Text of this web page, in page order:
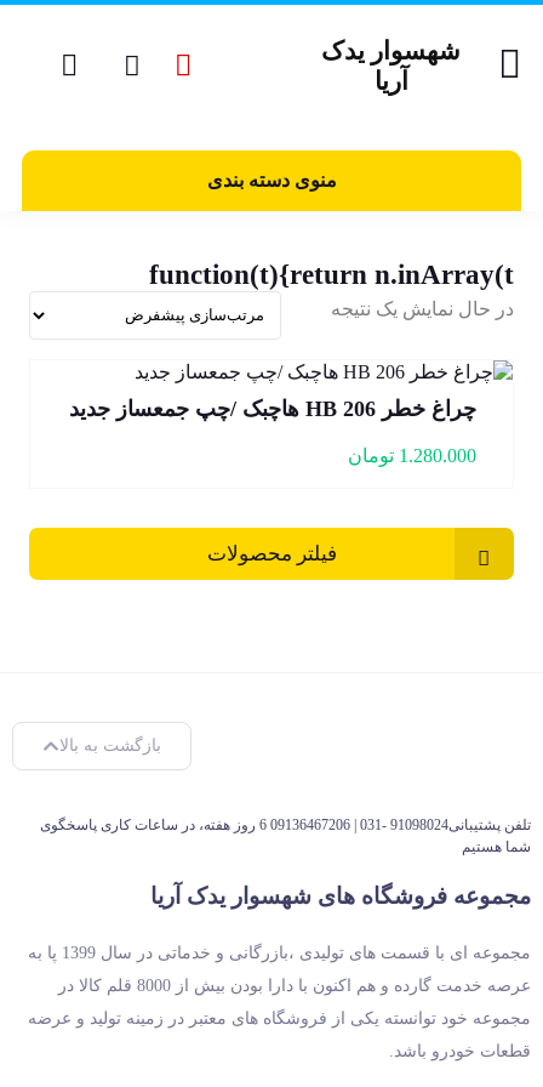
شهسوار یدک
آریا
منوی دسته بندی
function(t){return n.inArray(t
در حال نمایش یک نتیجه
چراغ خطر 206 HB هاچبک /چپ جمعساز جدید
1.280.000 تومان
فیلتر محصولات
بازگشت به بالا
تلفن پشتیبانی91098024 -031 | 09136467206 6 روز هفته، در ساعات کاری پاسخگوی
شما هستیم
مجموعه فروشگاه های شهسوار یدک آریا
مجموعه ای با قسمت های تولیدی ،بازرگانی و خدماتی در سال 1399 پا به
عرصه خدمت گارده و هم اکنون با دارا بودن بیش از 8000 قلم کالا در
مجموعه خود توانسته یکی از فروشگاه های معتبر در زمینه تولید و عرضه
قطعات خودرو باشد.